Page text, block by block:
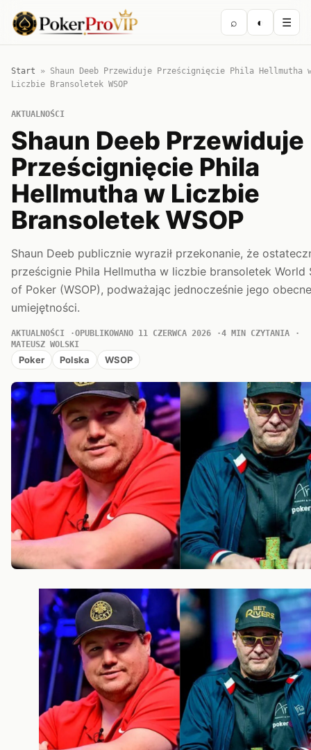
⌕ ◐ ☰
Start » Shaun Deeb Przewiduje Prześcignięcie Phila Hellmutha
Liczbie Bransoletek WSOP
AKTUALNOŚCI
Shaun Deeb Przewiduje
Prześcignięcie Phila
Hellmutha w Liczbie
Bransoletek WSOP
Shaun Deeb publicznie wyraził przekonanie, że
prześcignie Phila Hellmutha w liczbie bransoletek World
of Poker (WSOP), podważając jednocześnie jego obecne
umiejętności.
AKTUALNOŚCI OPUBLIKOWANO 11 CZERWCA 2026
4 MIN CZYTANIA
MATEUSZ WOLSKI
Poker Polska WSOP